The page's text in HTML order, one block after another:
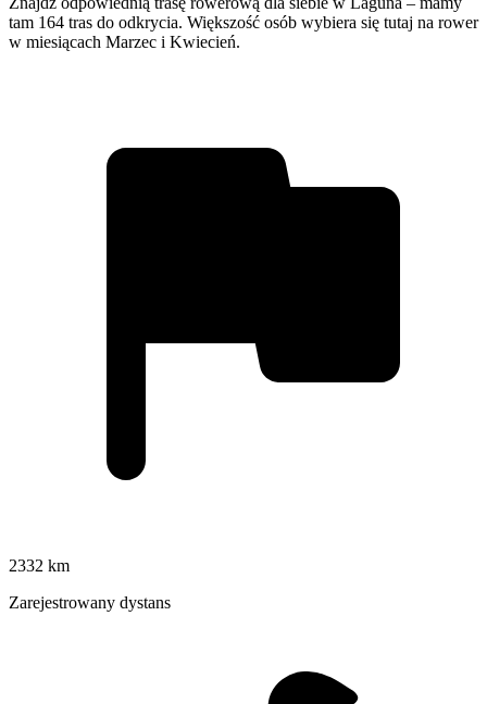
tam 164 tras do odkrycia. Większość osób wybiera się tutaj na rower
w miesiącach Marzec i Kwiecień.
2332 km
Zarejestrowany dystans